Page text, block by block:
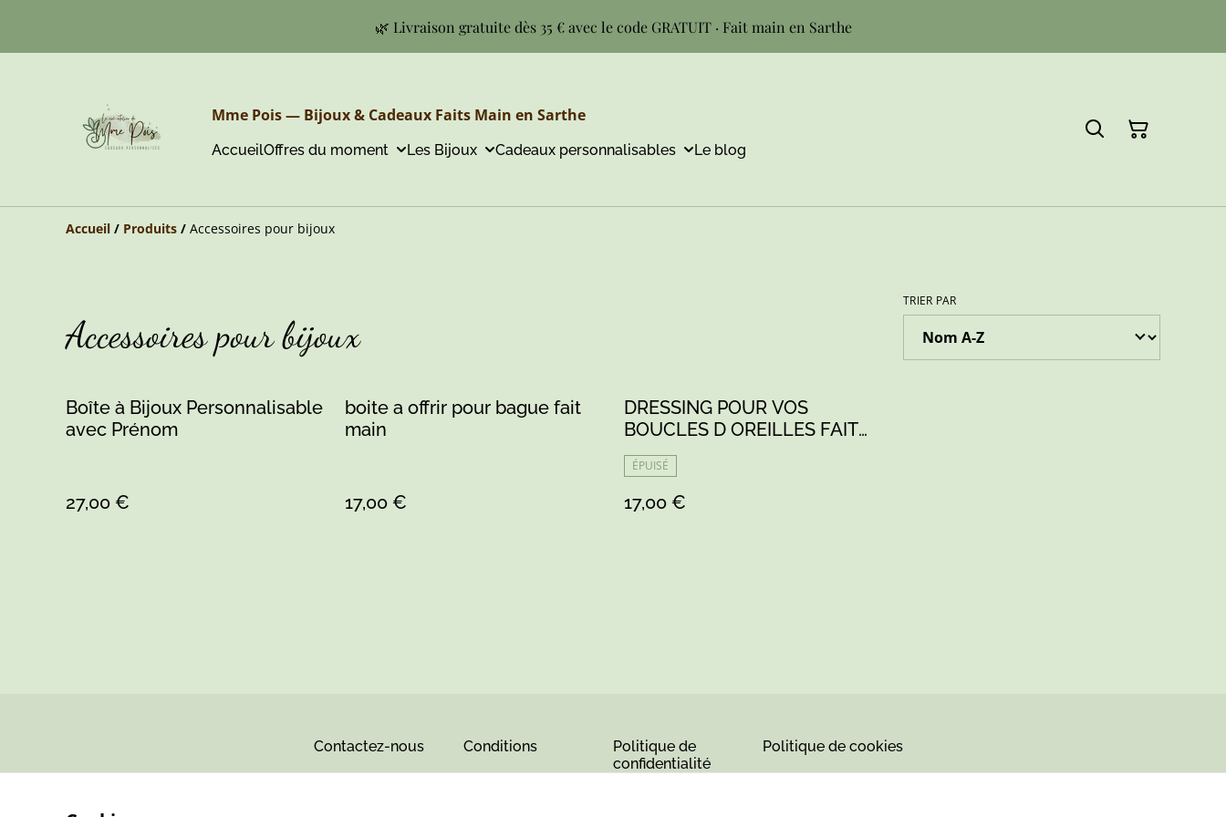
🌿 Livraison gratuite dès 35 € avec le code GRATUIT · Fait main en Sarthe
Mme Pois — Bijoux & Cadeaux Faits Main en Sarthe
AccueilOffres du moment Les Bijoux Cadeaux personnalisables Le blog
Accueil / Produits / Accessoires pour bijoux
Accessoires pour bijoux
TRIER PAR
Boîte à Bijoux Personnalisable
avec Prénom
27,00 €
boite a offrir pour bague fait
main
17,00 €
DRESSING POUR VOS
BOUCLES D OREILLES FAIT
MAIN
ÉPUISÉ
17,00 €
Contactez-nous Conditions
Politique de
confidentialité
Politique de cookies